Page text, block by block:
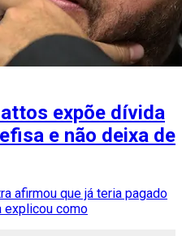
expõe dívida
e não deixa de
afirmou que já teria pagado
explicou como